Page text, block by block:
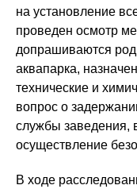
на установление
проведен осмотр
допрашиваются
аквапарка,
технические и
вопрос о
службы заведения,
осуществление
В ходе